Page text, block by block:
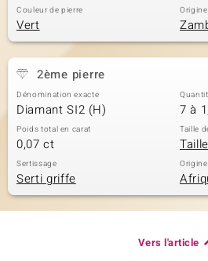
Couleur de pierre
Vert
Origine
2ème pierre
Dénomination exacte
Diamant SI2 (H) 7 à
Poids total en carat
0,07 ct
Taille
Sertissage
Serti griffe
Origine
Vers l'article